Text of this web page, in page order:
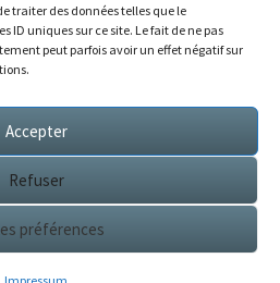
traiter des données telles que le
ID uniques sur ce site. Le fait de ne pas
peut parfois avoir un effet négatif sur
Accepter
Refuser
préférences
de liens|
/ Switzerland : tous droits
réservés